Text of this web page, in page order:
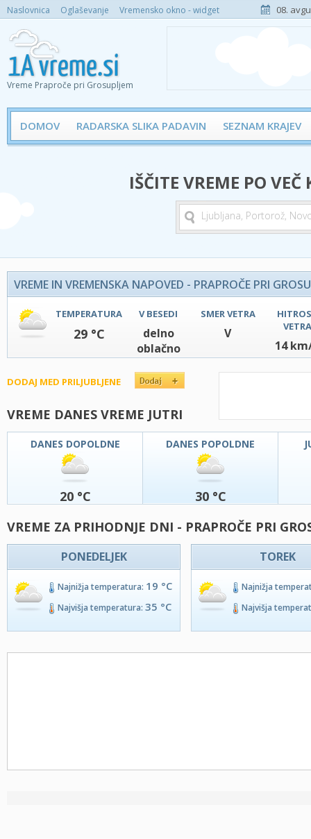
Naslovnica Oglaševanje Vremensko okno - widget 08.
Vreme Praproče pri Grosupljem
DOMOV RADARSKA SLIKA PADAVIN SEZNAM KRAJEV
IŠČITE VREME PO
VREME IN VREMENSKA NAPOVED - PRAPROČE PRI
TEMPERATURA
29 °C
V BESEDI
delno
oblačno
SMER VETRA
V
VETRA
14
DODAJ MED PRILJUBLJENE
VREME DANES VREME JUTRI
DANES DOPOLDNE
20 °C
DANES POPOLDNE
30 °C
VREME ZA PRIHODNJE DNI - PRAPROČE PRI
PONEDELJEK
Najnižja temperatura: 19 °C
Najvišja temperatura: 35 °C
TOREK
Najnižja
Najvišja